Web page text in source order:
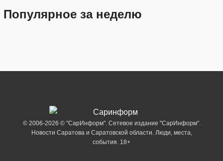
Популярное за неделю
© 2006-2026 © "СарИнформ". Сетевое издание "СарИнформ".
Новости Саратова и Саратовской области. Люди, места,
события. 18+